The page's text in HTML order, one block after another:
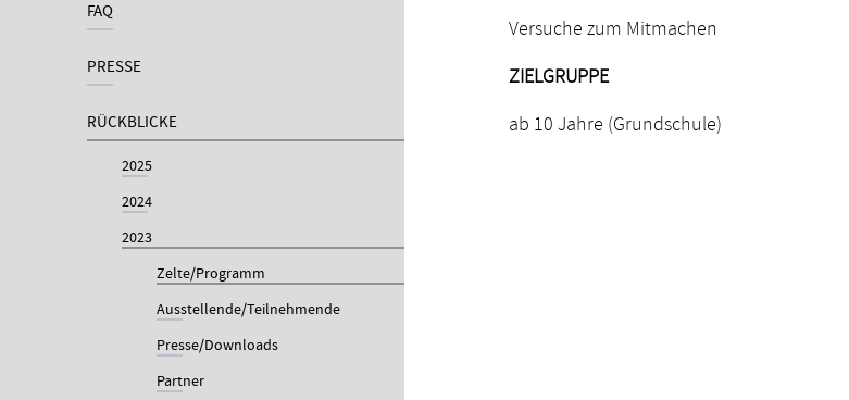
FAQ
PRESSE
RÜCKBLICKE
2025
2024
2023
Zelte/Programm
Ausstellende/Teilnehmende
Presse/Downloads
Partner
Versuche zum Mitmachen
ZIELGRUPPE
ab 10 Jahre (Grundschule)